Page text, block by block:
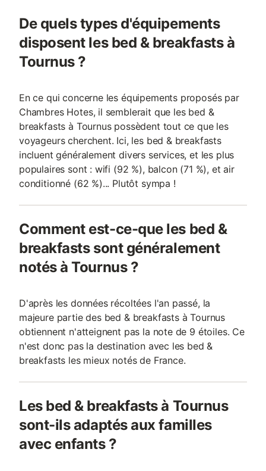
De quels types d'équipements
disposent les bed & breakfasts à
Tournus ?
En ce qui concerne les équipements proposés par
Chambres Hotes, il semblerait que les bed &
breakfasts à Tournus possèdent tout ce que les
voyageurs cherchent. Ici, les bed & breakfasts
incluent généralement divers services, et les plus
populaires sont : wifi (92 %), balcon (71 %), et air
conditionné (62 %)... Plutôt sympa !
Comment est-ce-que les bed &
breakfasts sont généralement
notés à Tournus ?
D'après les données récoltées l'an passé, la
majeure partie des bed & breakfasts à Tournus
obtiennent n'atteignent pas la note de 9 étoiles. Ce
n'est donc pas la destination avec les bed &
breakfasts les mieux notés de France.
Les bed & breakfasts à Tournus
sont-ils adaptés aux familles
avec enfants ?